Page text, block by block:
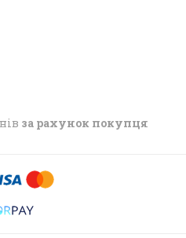
за рахунок покупця